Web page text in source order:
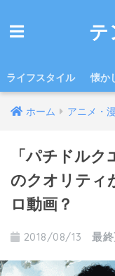
テ
ライフスタイル 懐か
ホーム アニメ・
「パチドル
のクオリティ
ロ動画？
2018/08/13